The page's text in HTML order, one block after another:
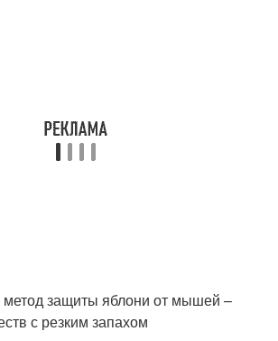
защиты яблони от мышей –
с резким запахом